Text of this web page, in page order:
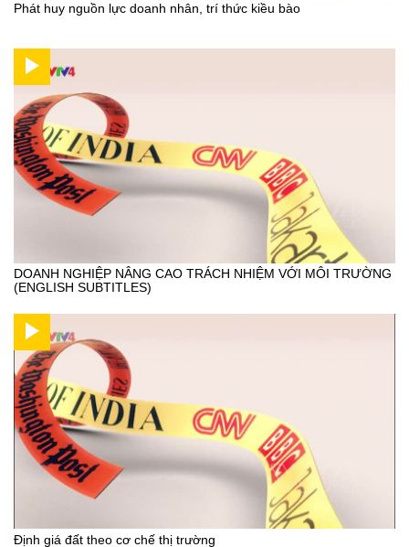
Phát huy nguồn lực doanh nhân, trí thức kiều bào
DOANH NGHIỆP NÂNG CAO TRÁCH NHIỆM VỚI MÔI TRƯỜNG
(ENGLISH SUBTITLES)
Định giá đất theo cơ chế thị trường